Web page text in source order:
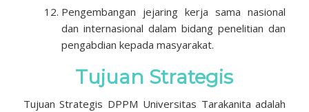
Pengembangan jejaring kerja sama nasional
dan internasional dalam bidang penelitian dan
pengabdian kepada masyarakat.
Tujuan Strategis
Tujuan Strategis DPPM Universitas Tarakanita adalah